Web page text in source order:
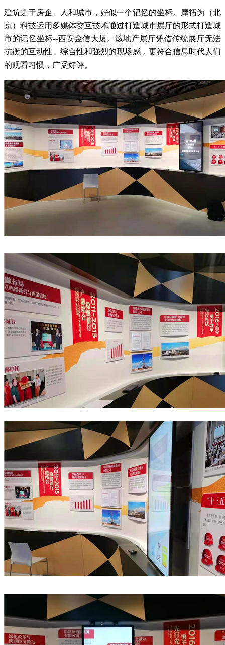
建筑之于房企、人和城市，好似一个记忆的坐标。摩拓为（北
京）科技运用多媒体交互技术通过打造城市展厅的形式打造城
市的记忆坐标--西安金信大厦。该地产展厅凭借传统展厅无法
抗衡的互动性、综合性和强烈的现场感，更符合信息时代人们
的观看习惯，广受好评。